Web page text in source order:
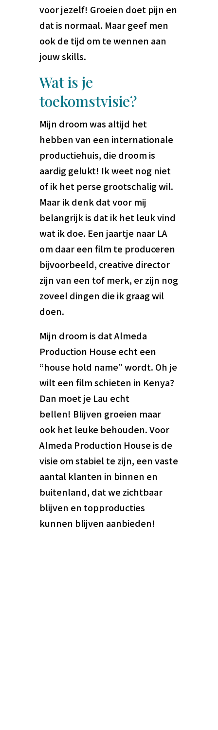
voor jezelf! Groeien doet pijn en
dat is normaal. Maar geef men
ook de tijd om te wennen aan
jouw skills.
Wat is je
toekomstvisie?
Mijn droom was altijd het
hebben van een internationale
productiehuis, die droom is
aardig gelukt! Ik weet nog niet
of ik het perse grootschalig wil.
Maar ik denk dat voor mij
belangrijk is dat ik het leuk vind
wat ik doe. Een jaartje naar LA
om daar een film te produceren
bijvoorbeeld, creative director
zijn van een tof merk, er zijn nog
zoveel dingen die ik graag wil
doen.
Mijn droom is dat Almeda
Production House echt een
“house hold name” wordt. Oh je
wilt een film schieten in Kenya?
Dan moet je Lau echt
bellen! Blijven groeien maar
ook het leuke behouden. Voor
Almeda Production House is de
visie om stabiel te zijn, een vaste
aantal klanten in binnen en
buitenland, dat we zichtbaar
blijven en topproducties
kunnen blijven aanbieden!